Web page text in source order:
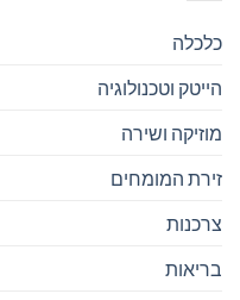
כלכלה
הייטק וטכנולוגיה
מוזיקה ושירה
זירת המומחים
צרכנות
בריאות